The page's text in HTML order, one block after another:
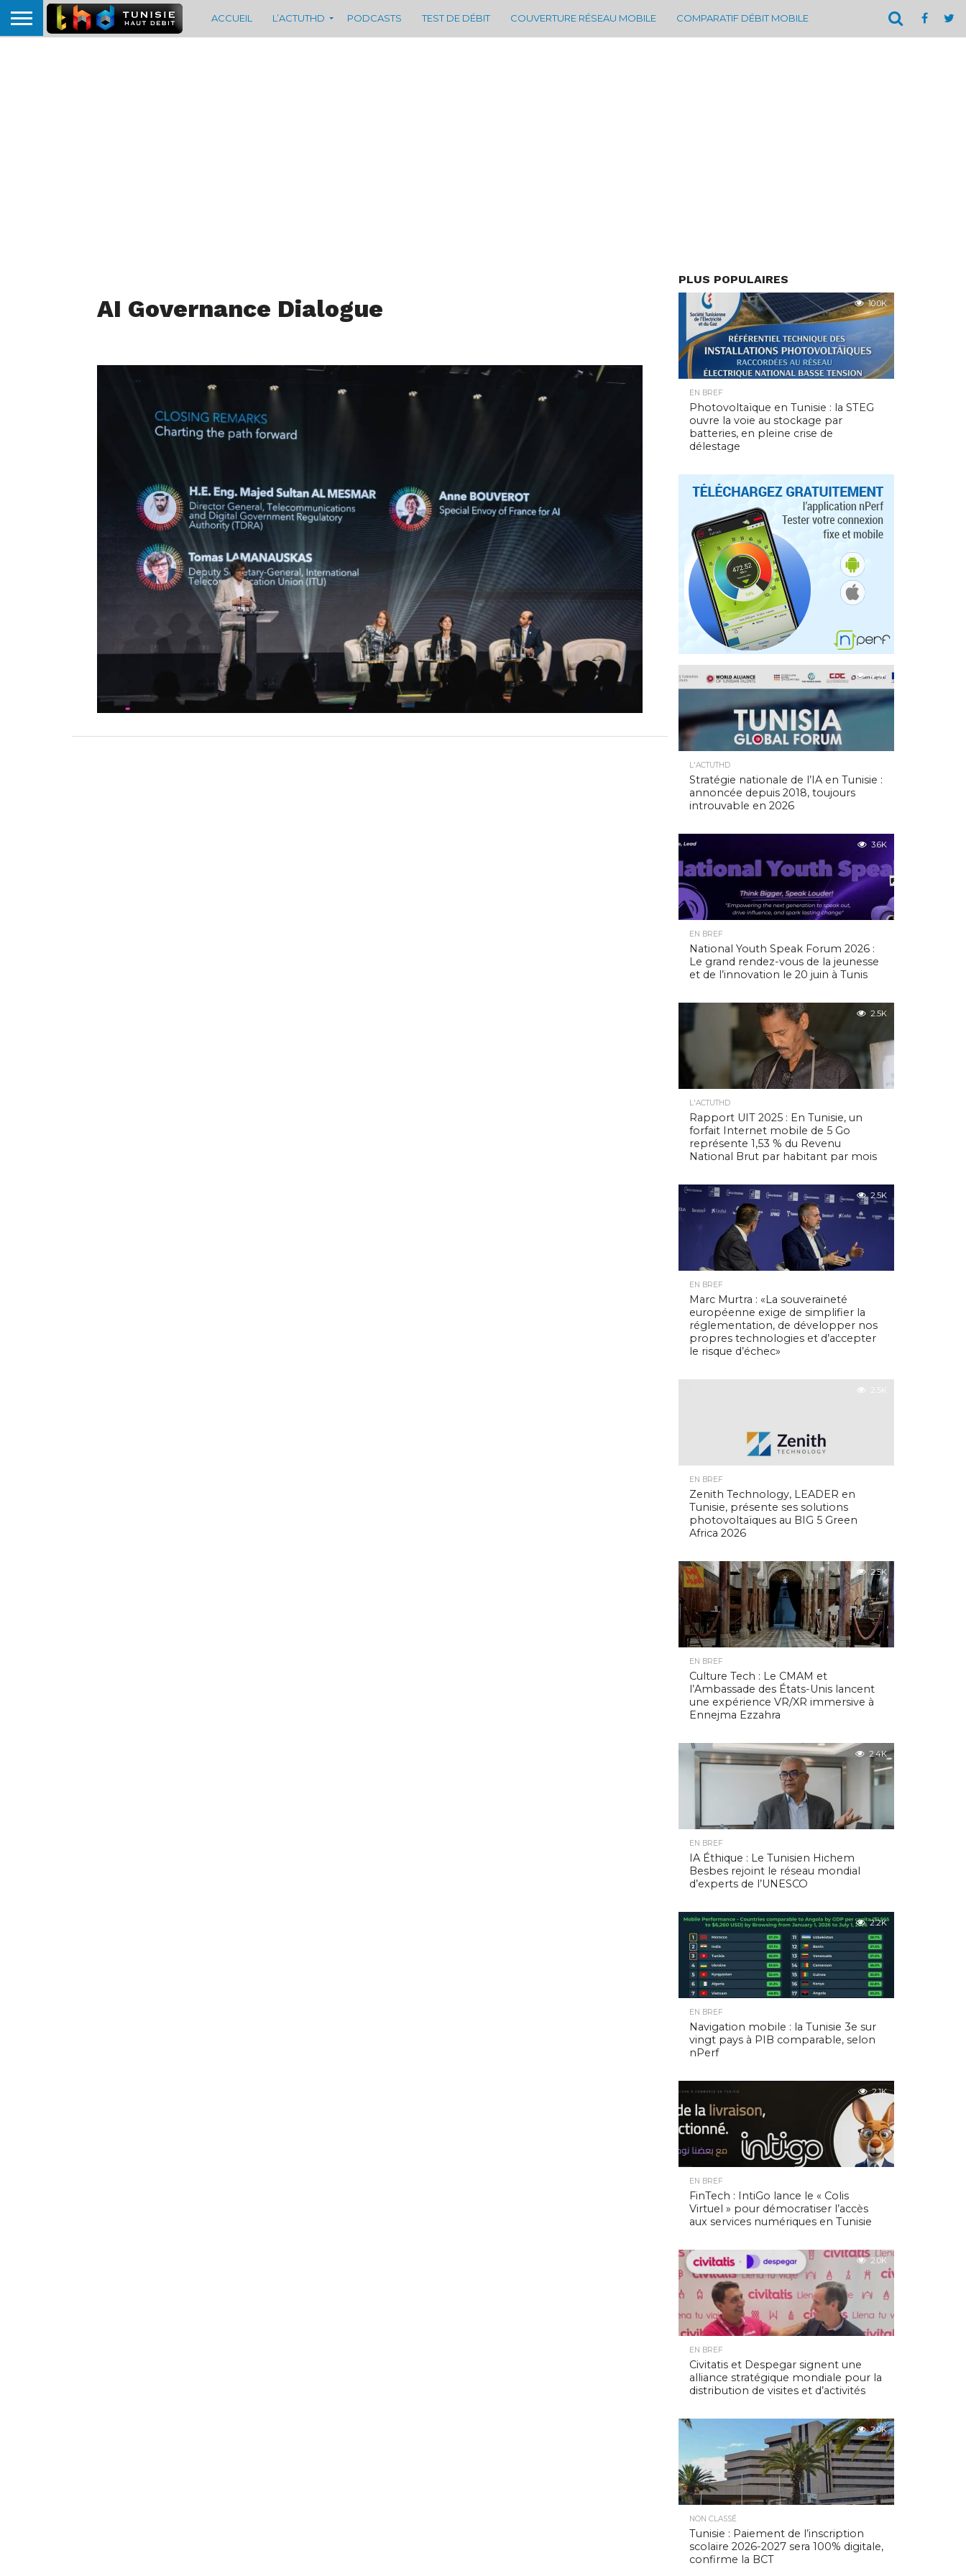
ACCUEIL L’ACTUTHD PODCASTS TEST DE DÉBIT COUVERTURE RÉSEAU MOBILE COMPARATIF DÉBIT MOBILE
AI Governance Dialogue
PLUS POPULAIRES
10.0K
EN BREF
Photovoltaïque en Tunisie : la STEG
ouvre la voie au stockage par
batteries, en pleine crise de
délestage
4.9K
L'ACTUTHD
Stratégie nationale de l’IA en Tunisie :
annoncée depuis 2018, toujours
introuvable en 2026
3.6K
EN BREF
National Youth Speak Forum 2026 :
Le grand rendez-vous de la jeunesse
et de l’innovation le 20 juin à Tunis
2.5K
L'ACTUTHD
Rapport UIT 2025 : En Tunisie, un
forfait Internet mobile de 5 Go
représente 1,53 % du Revenu
National Brut par habitant par mois
2.5K
EN BREF
Marc Murtra : «La souveraineté
européenne exige de simplifier la
réglementation, de développer nos
propres technologies et d’accepter
le risque d’échec»
2.5K
EN BREF
Zenith Technology, LEADER en
Tunisie, présente ses solutions
photovoltaïques au BIG 5 Green
Africa 2026
2.5K
EN BREF
Culture Tech : Le CMAM et
l’Ambassade des États-Unis lancent
une expérience VR/XR immersive à
Ennejma Ezzahra
2.4K
EN BREF
IA Éthique : Le Tunisien Hichem
Besbes rejoint le réseau mondial
d’experts de l’UNESCO
2.2K
EN BREF
Navigation mobile : la Tunisie 3e sur
vingt pays à PIB comparable, selon
nPerf
2.1K
EN BREF
FinTech : IntiGo lance le « Colis
Virtuel » pour démocratiser l’accès
aux services numériques en Tunisie
2.0K
EN BREF
Civitatis et Despegar signent une
alliance stratégique mondiale pour la
distribution de visites et d’activités
2.0K
NON CLASSÉ
Tunisie : Paiement de l’inscription
scolaire 2026-2027 sera 100% digitale,
confirme la BCT